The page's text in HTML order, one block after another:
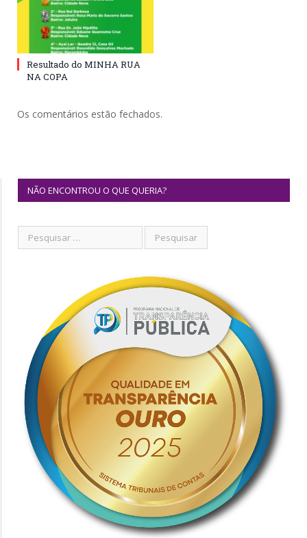
Resultado do MINHA RUA
NA COPA
Os comentários estão fechados.
NÃO ENCONTROU O QUE QUERIA?